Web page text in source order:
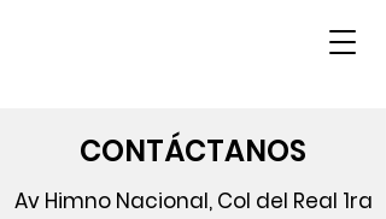
CONTÁCTANOS
Av Himno Nacional, Col del Real 1ra